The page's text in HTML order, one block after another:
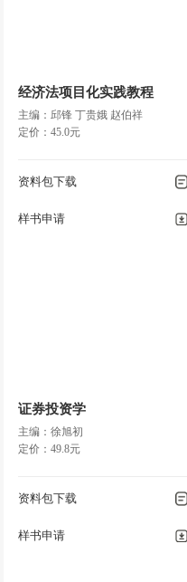
经济法项目化实践教程
主编：邱锋 丁贵娥 赵伯祥
定价：45.0元
资料包下载
样书申请
证券投资学
主编：徐旭初
定价：49.8元
资料包下载
样书申请